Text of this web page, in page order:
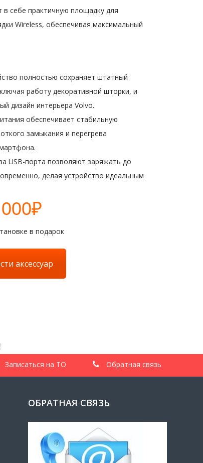
себе практичную площадку для
Wireless, обеспечивая максимальный
полностью сохраняет штатный
работу декоративной шторки, и
дизайн интерьера Volvo.
обеспечивает стабильную
замыкания и перегрева
USB-порта позволяют заряжать до
делая устройство идеальным
в подарок
аксессуар
Записаться на ТО Обратная связь
ОБРАТНАЯ СВЯЗЬ